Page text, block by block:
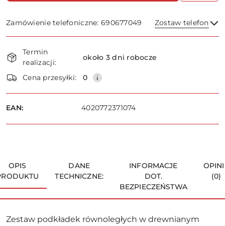
Zamówienie telefoniczne: 690677049 Zostaw telefon
i
dostawa
Termin
realizacji:
około 3 dni robocze
Cena przesyłki: 0
EAN: 4020772371074
OPIS
DANE
TECHNICZNE:
INFORMACJE
DOT.
BEZPIECZEŃSTWA
(0)
Zestaw podkładek równoległych w drewnianym